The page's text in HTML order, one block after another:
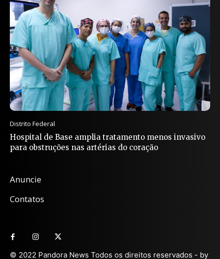
Distrito Federal
Hospital de Base amplia tratamento menos invasivo
para obstruções nas artérias do coração
Anuncie
Contatos
© 2022 Pandora News Todos os direitos reservados - by